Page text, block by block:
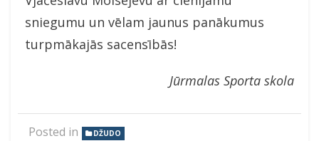
sniegumu un vēlam jaunus panākumus
turpmākajās sacensībās!
Jūrmalas Sporta skola
Posted in DŽUDO